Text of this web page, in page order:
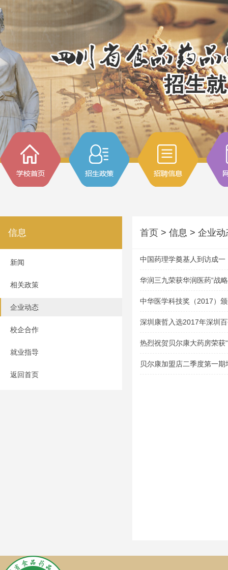
信息
新闻
相关政策
企业动态
校企合作
就业指导
返回首页
首页 > 信息 > 企业动
中国药理学奠基人到访成一
华润三九荣获华润医药“战
中华医学科技奖（2017）
深圳康哲入选2017年深圳
热烈祝贺贝尔康大药房荣获
业”称号
贝尔康加盟店二季度第一期